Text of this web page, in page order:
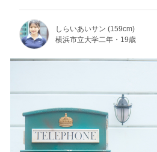
しらいあいサン (159cm)
横浜市立大学二年・19歳